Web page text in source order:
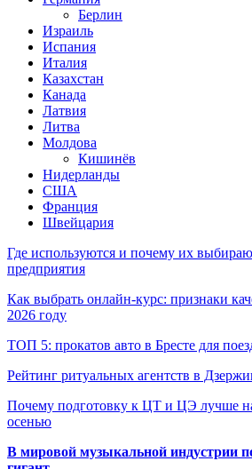
Берлин
Израиль
Испания
Италия
Казахстан
Канада
Латвия
Литва
Молдова
Кишинёв
Нидерланды
США
Франция
Швейцария
Где используются и почему их
предприятия
Как выбрать онлайн-курс: признаки
2026 году
ТОП 5: прокатов авто в Бресте для
Рейтинг ритуальных агентств в
Почему подготовку к ЦТ и ЦЭ лучше
осенью
В мировой музыкальной индустрии